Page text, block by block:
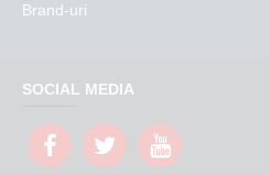
Brand-uri
SOCIAL MEDIA